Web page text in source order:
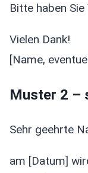
Bitte haben
Vielen Dank!
[Name,
Muster 2 –
Sehr geehrte
am [Datum]